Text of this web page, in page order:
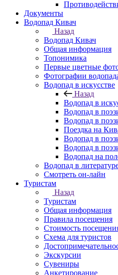
Документы
Водопад Кивач
Назад
Водопад Кивач
Общая информация
Топонимика
Первые цветные
Фотографии
Водопад в искусстве
Назад
Водопад в
Водопад в
Водопад в
Поездка на
Водопад в
Водопад в
Водопад на
Водопад в
Смотреть он-лайн
Туристам
Назад
Туристам
Общая информация
Правила посещения
Стоимость
Схема для туристов
Экскурсии
Сувениры
Анкетирование